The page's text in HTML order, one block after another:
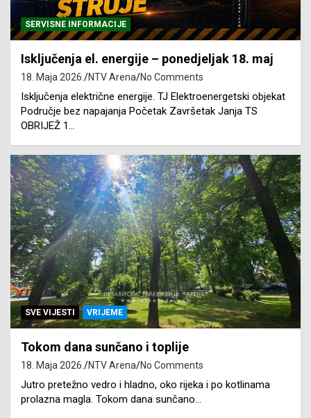
SERVISNE INFORMACIJE
Isključenja el. energije – ponedjeljak 18. maj
18. Maja 2026. NTV Arena No Comments
Isključenja električne energije. TJ Elektroenergetski objekat
Područje bez napajanja Početak Završetak Janja TS
OBRIJEŽ 1…
SVE VIJESTI VRIJEME
Tokom dana sunčano i toplije
18. Maja 2026. NTV Arena No Comments
Jutro pretežno vedro i hladno, oko rijeka i po kotlinama
prolazna magla. Tokom dana sunčano…